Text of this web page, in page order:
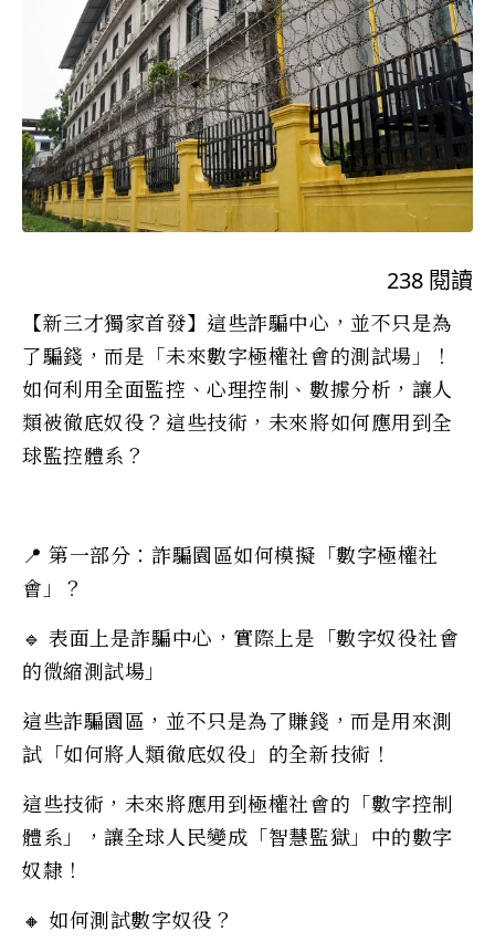
238 閱讀
【新三才獨家首發】這些詐騙中心，並不只是為
了騙錢，而是「未來數字極權社會的測試場」！
如何利用全面監控、心理控制、數據分析，讓人
類被徹底奴役？這些技術，未來將如何應用到全
球監控體系？
📍 第一部分：詐騙園區如何模擬「數字極權社
會」？
🔹 表面上是詐騙中心，實際上是「數字奴役社會
的微縮測試場」
這些詐騙園區，並不只是為了賺錢，而是用來測
試「如何將人類徹底奴役」的全新技術！
這些技術，未來將應用到極權社會的「數字控制
體系」，讓全球人民變成「智慧監獄」中的數字
奴隸！
🔸 如何測試數字奴役？